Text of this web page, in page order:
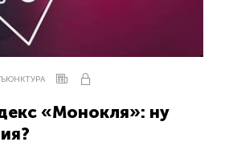
«Монокля»: ну